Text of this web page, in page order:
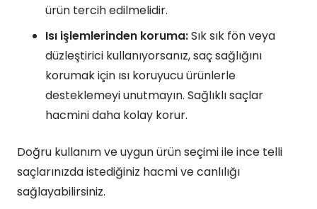
ürün tercih edilmelidir.
Isı işlemlerinden koruma:Sık sık fön veya
düzleştirici kullanıyorsanız, saç sağlığını
korumak için ısı koruyucu ürünlerle
desteklemeyi unutmayın. Sağlıklı saçlar
hacmini daha kolay korur.
Doğru kullanım ve uygun ürün seçimi ile ince telli
saçlarınızda istediğiniz hacmi ve canlılığı
sağlayabilirsiniz.